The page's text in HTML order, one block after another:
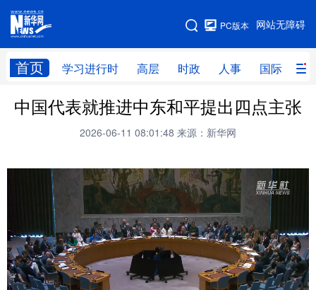
网站无障碍
PC版本
首页 学习进行时 高层 时政 人事 国际 财
网站地图
学习进行时 高层 时政 人事
财经 网评
科技 科创 量子 体育
文化 书画 健康 军事
访谈 视频 图片 政务
法律 中央文件 金融 汽车
中国代表就推进中东和平提出四点主张
2026-06-11 08:01:48 来源：新华网